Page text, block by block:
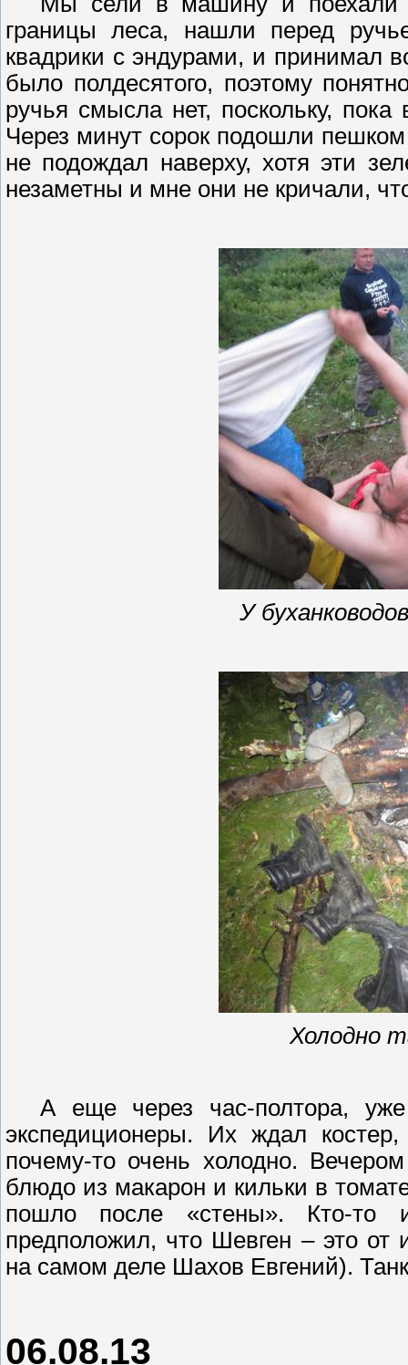
границы леса, нашли перед
квадрики сэндурами, и принимал
было полдесятого, поэтому
ручья смысла нет, поскольку,
Через минут сорок подошли
не подождал наверху, хотя эти
незаметны и мне они не кричали,
У
Холодно
А еще через час-полтора,
экспедиционеры. Их ждал
почему-то очень холодно.
блюдо из макарон и кильки в
пошло после «стены». Кто-то
предположил, что Шевген – это от
на самом деле Шахов Евгений).
06.08.13